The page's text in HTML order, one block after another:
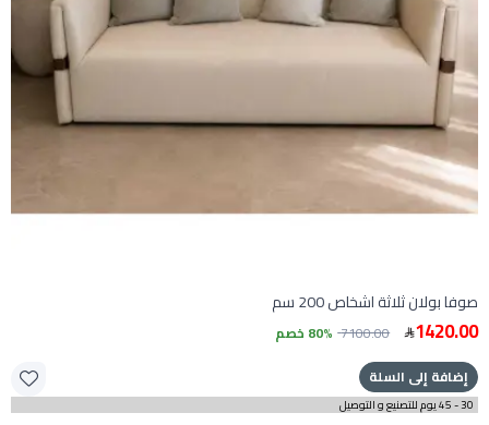
صوفا بولان ثلاثة اشخاص 200 سم
1420.00
7100.00 80% خصم
إضافة إلى السلة
30 - 45 يوم للتصنيع و التوصيل